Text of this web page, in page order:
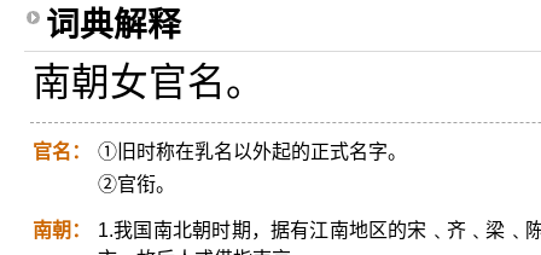
词典解释
南朝女官名。
官名：
①旧时称在乳名以外起的正式名字。
②官衔。
南朝：
1.我国南北朝时期，据有江南地区的宋﹑齐﹑梁﹑